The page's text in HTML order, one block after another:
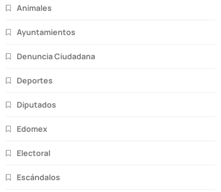
Animales
Ayuntamientos
Denuncia Ciudadana
Deportes
Diputados
Edomex
Electoral
Escándalos